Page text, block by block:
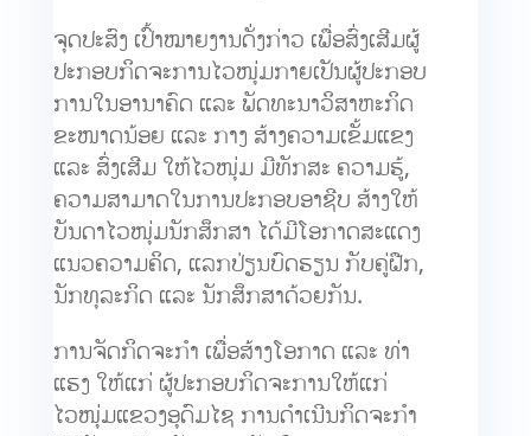
ຈຸດປະສົງ ເປົ້າໝາຍງານດັ່ງກ່າວ ເພື່ອສົ່ງເສີມຜູ້
ປະກອບກິດຈະການໄວໜຸ່ມກາຍເປັນຜູ້ປະກອບ
ການໃນອານາຄົດ ແລະ ພັດທະນາວິສາຫະກິດ
ຂະໜາດນ້ອຍ ແລະ ກາງ ສ້າງຄວາມເຂັ້ມແຂງ
ແລະ ສົ່ງເສີມ ໃຫ້ໄວໜຸ່ມ ມີທັກສະ ຄວາມຮູ້,
ຄວາມສາມາດໃນການປະກອບອາຊີບ ສ້າງໃຫ້
ບັນດາໄວໜຸ່ມນັກສຶກສາ ໄດ້ມີໂອກາດສະແດງ
ແນວຄວາມຄິດ, ແລກປ່ຽນບົດຮຽນ ກັບຄູ່ຝືກ,
ນັກທຸລະກິດ ແລະ ນັກສຶກສາດ້ວຍກັນ.
ການຈັດກິດຈະກຳ ເພື່ອສ້າງໂອກາດ ແລະ ທ່າ
ແຮງ ໃຫ້ແກ່ ຜູ້ປະກອບກິດຈະການໃຫ້ແກ່
ໄວໜຸ່ມແຂວງອຸດົມໄຊ ການດຳເນີນກິດຈະກຳ